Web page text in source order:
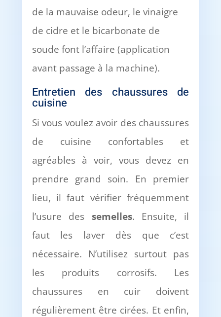
de la mauvaise odeur, le vinaigre
de cidre et le bicarbonate de
soude font l’affaire (application
avant passage à la machine).
Entretien des chaussures de
cuisine
Si vous voulez avoir des chaussures
de cuisine confortables et
agréables à voir, vous devez en
prendre grand soin. En premier
lieu, il faut vérifier fréquemment
l’usure des semelles. Ensuite, il
faut les laver dès que c’est
nécessaire. N’utilisez surtout pas
les produits corrosifs. Les
chaussures en cuir doivent
régulièrement être cirées. Et enfin,